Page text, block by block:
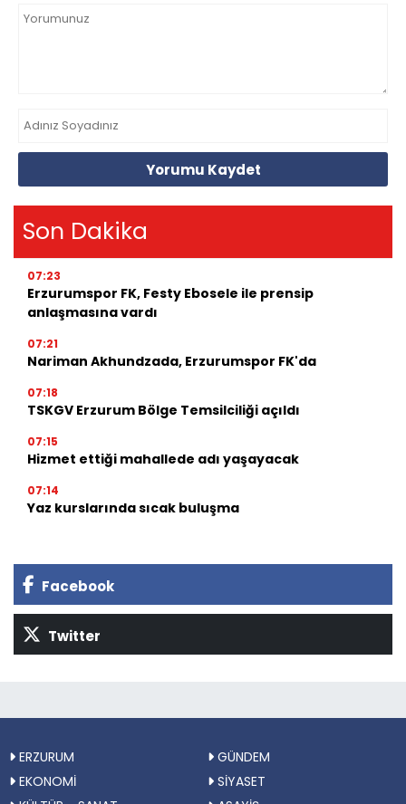
Yorumu Kaydet
Son Dakika
07:23
Erzurumspor FK, Festy Ebosele ile prensip
anlaşmasına vardı
07:21
Nariman Akhundzada, Erzurumspor FK'da
07:18
TSKGV Erzurum Bölge Temsilciliği açıldı
07:15
Hizmet ettiği mahallede adı yaşayacak
07:14
Yaz kurslarında sıcak buluşma
Facebook
Twitter
ERZURUM
GÜNDEM
EKONOMİ
SİYASET